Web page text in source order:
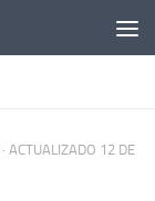
· ACTUALIZADO 12 DE